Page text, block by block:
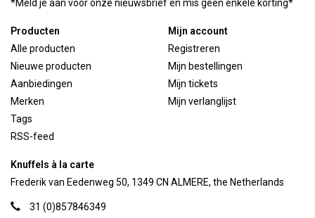
*Meld je aan voor onze nieuwsbrief en mis geen enkele korting*
Producten
Alle producten
Nieuwe producten
Aanbiedingen
Merken
Tags
RSS-feed
Mijn account
Registreren
Mijn bestellingen
Mijn tickets
Mijn verlanglijst
Knuffels à la carte
Frederik van Eedenweg 50, 1349 CN ALMERE, the Netherlands
31 (0)857846349